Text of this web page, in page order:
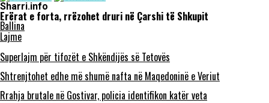
Sharri.info
Erërat e forta, rrëzohet druri në Çarshi të Shkupit
Ballina
Lajme
Superlajm për tifozët e Shkëndijës së Tetovës
Shtrenjtohet edhe më shumë nafta në Maqedoninë e Veriut
Rrahja brutale në Gostivar, policia identifikon katër veta